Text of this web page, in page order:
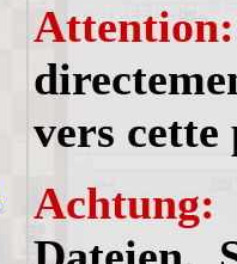
vers cette
Achtung: